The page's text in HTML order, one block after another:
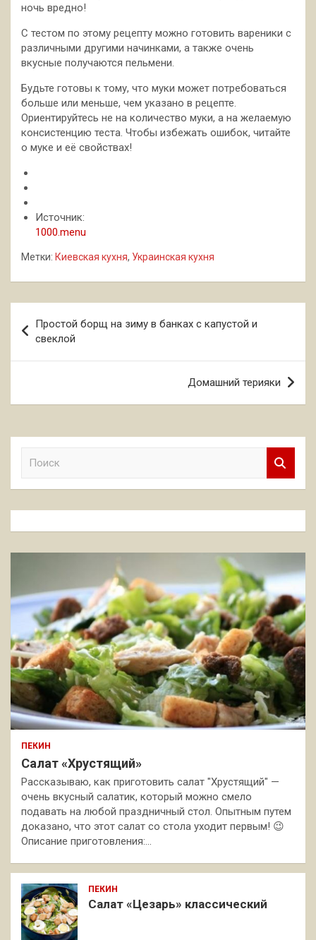
ночь вредно!
С тестом по этому рецепту можно готовить вареники с
различными другими начинками, а также очень
вкусные получаются пельмени.
Будьте готовы к тому, что муки может потребоваться
больше или меньше, чем указано в рецепте.
Ориентируйтесь не на количество муки, а на желаемую
консистенцию теста. Чтобы избежать ошибок, читайте
о муке и её свойствах!
Источник:
1000.menu
Метки: Киевская кухня, Украинская кухня
по
записям
Простой борщ на зиму в банках с капустой и
свеклой
Домашний терияки
к
ПЕКИН
Салат «Хрустящий»
Рассказываю, как приготовить салат "Хрустящий" —
очень вкусный салатик, который можно смело
подавать на любой праздничный стол. Опытным путем
доказано, что этот салат со стола уходит первым! 😉
Описание приготовления:…
ПЕКИН
Салат «Цезарь» классический